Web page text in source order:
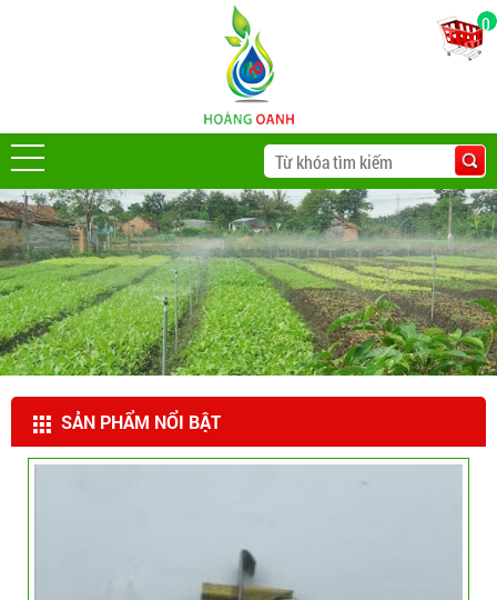
0
SẢN PHẨM NỔI BẬT